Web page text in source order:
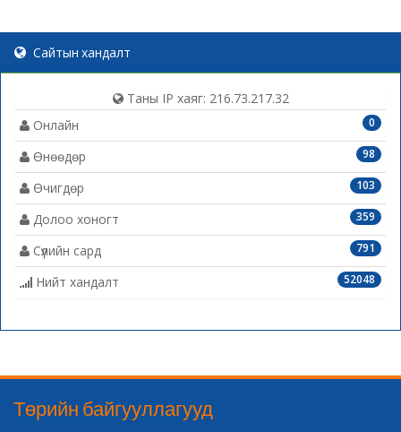
Сайтын хандалт
Таны IP хаяг: 216.73.217.32
0
Онлайн
98
Өнөөдөр
103
Өчигдөр
359
Долоо хоногт
791
Сүүлийн сард
52048
Нийт хандалт
Төрийн байгууллагууд